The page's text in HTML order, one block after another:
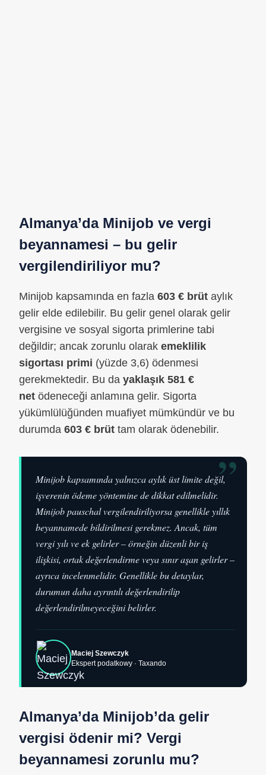
Almanya’da Minijob ve vergi
beyannamesi – bu gelir
vergilendiriliyor mu?
Minijob kapsamında en fazla 603 € brüt aylık
gelir elde edilebilir. Bu gelir genel olarak gelir
vergisine ve sosyal sigorta primlerine tabi
değildir; ancak zorunlu olarak emeklilik
sigortası primi (yüzde 3,6) ödenmesi
gerekmektedir. Bu da yaklaşık 581 €
net ödeneceği anlamına gelir. Sigorta
yükümlülüğünden muafiyet mümkündür ve bu
durumda 603 € brüt tam olarak ödenebilir.
”
Minijob kapsamında yalnızca aylık üst limite değil,
işverenin ödeme yöntemine de dikkat edilmelidir.
Minijob pauschal vergilendiriliyorsa genellikle yıllık
beyannamede bildirilmesi gerekmez. Ancak, tüm
vergi yılı ve ek gelirler – örneğin düzenli bir iş
ilişkisi, ortak değerlendirme veya sınır aşan gelirler –
ayrıca incelenmelidir. Genellikle bu detaylar,
durumun daha ayrıntılı değerlendirilip
değerlendirilmeyeceğini belirler.
Maciej Szewczyk
Ekspert podatkowy · Taxando
Almanya’da Minijob’da gelir
vergisi ödenir mi? Vergi
beyannamesi zorunlu mu?